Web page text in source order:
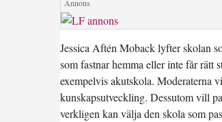
Jessica Aftén Moback lyfter skolan
som fastnar hemma eller inte får rätt
exempelvis akutskola. Moderaterna
kunskapsutveckling. Dessutom vill
verkligen kan välja den skola som